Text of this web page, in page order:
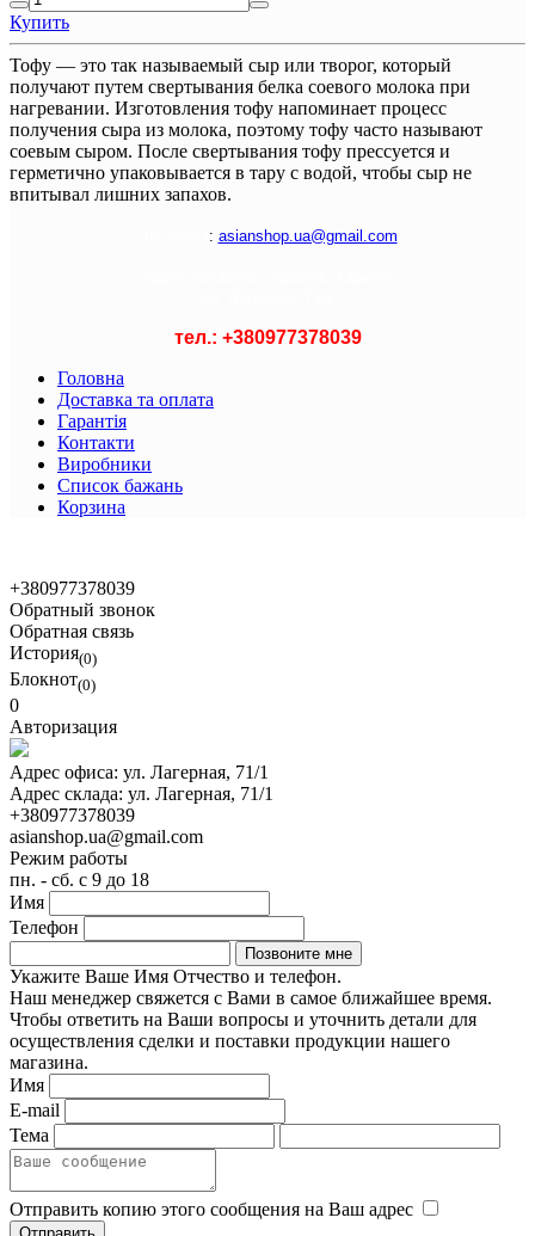
Купить
Тофу — это так называемый сыр или творог, который
получают путем свертывания белка соевого молока при
нагревании. Изготовления тофу напоминает процесс
получения сыра из молока, поэтому тофу часто называют
соевым сыром. После свертывания тофу прессуется и
герметично упаковывается в тару с водой, чтобы сыр не
впитывал лишних запахов.
: asianshop.ua@gmail.com
тел.: +380977378039
Головна
Доставка та оплата
Гарантія
Контакти
Виробники
Список бажань
Корзина
+380977378039
Обратный звонок
Обратная связь
История(0)
Блокнот(0)
0
Авторизация
Адрес офиса: ул. Лагерная, 71/1
Адрес склада: ул. Лагерная, 71/1
+380977378039
asianshop.ua@gmail.com
Режим работы
пн. - сб. с 9 до 18
Имя
Телефон
Укажите Ваше Имя Отчество и телефон.
Наш менеджер свяжется с Вами в самое ближайшее время.
Чтобы ответить на Ваши вопросы и уточнить детали для
осуществления сделки и поставки продукции нашего
магазина.
Имя
E-mail
Тема
Отправить копию этого сообщения на Ваш адрес